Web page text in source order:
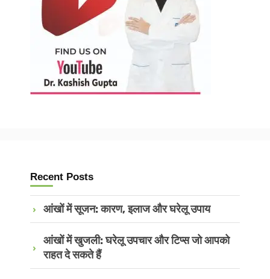
Recent Posts
आंखों में सूजन: कारण, इलाज और घरेलू उपाय
आंखों में खुजली: घरेलू उपचार और टिप्स जो आपको
राहत दे सकते हैं